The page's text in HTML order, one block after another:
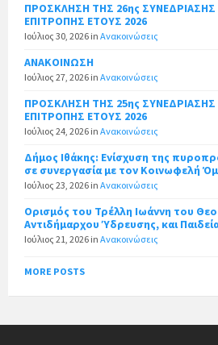
ΠΡΟΣΚΛΗΣΗ ΤΗΣ 26ης
ΕΠΙΤΡΟΠΗΣ ΕΤΟΥΣ 2026
Ιούλιος 30, 2026 in Ανακοινώσεις
ΑΝΑΚΟΙΝΩΣΗ
Ιούλιος 27, 2026 in Ανακοινώσεις
ΠΡΟΣΚΛΗΣΗ ΤΗΣ 25ης
ΕΠΙΤΡΟΠΗΣ ΕΤΟΥΣ 2026
Ιούλιος 24, 2026 in Ανακοινώσεις
Δήμος Ιθάκης: Ενίσχυση της
σε συνεργασία με τον Κοινωφελή
Ιούλιος 23, 2026 in Ανακοινώσεις
Ορισμός του Τρέλλη Ιωάννη του
Αντιδήμαρχου Ύδρευσης, και
Ιούλιος 21, 2026 in Ανακοινώσεις
MORE POSTS